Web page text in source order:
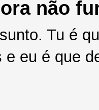
não
Tu é
e eu é que